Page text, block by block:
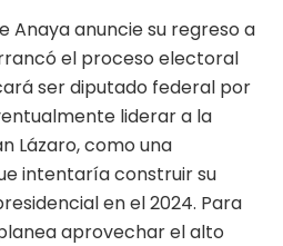
Anaya anuncie su regreso a
el proceso electoral
ser diputado federal por
liderar a la
Lázaro, como una
intentaría construir su
en el 2024. Para
aprovechar el alto